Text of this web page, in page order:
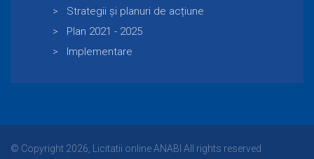
Strategii și planuri de acțiune
Plan 2021 - 2025
Implementare
© Copyright 2026, Licitatii online ANABI All rights reserved